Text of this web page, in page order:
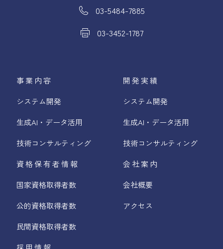
03-5484-7885
03-3452-1787
事業内容
システム開発
生成AI・データ活用
技術コンサルティング
開発実績
システム開発
生成AI・データ活用
技術コンサルティング
資格保有者情報
国家資格取得者数
公的資格取得者数
民間資格取得者数
会社案内
会社概要
アクセス